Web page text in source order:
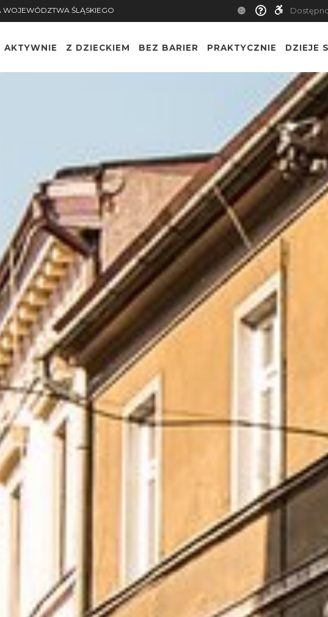
WOJEWÓDZTWA ŚLĄSKIEGO
AKTYWNIE Z DZIECKIEM BEZ BARIER PRAKTYCZNIE DZIEJE